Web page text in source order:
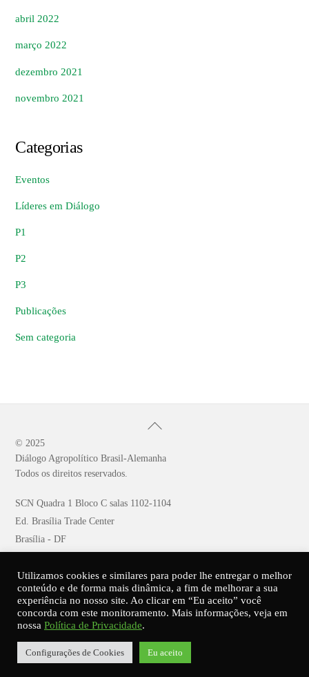
abril 2022
março 2022
dezembro 2021
novembro 2021
Categorias
Eventos
Líderes em Diálogo
P1
P2
P3
Publicações
Sem categoria
Back
Top
© 2025
Diálogo Agropolítico Brasil-Alemanha
Todos os direitos reservados.
SCN Quadra 1 Bloco C salas 1102-1104
Ed. Brasília Trade Center
Brasília - DF
Tel.: +55 61 9 9964-3731
contato@apd-brasil.de
Política de Privacidade
Utilizamos cookies e similares para poder lhe entregar o melhor
conteúdo e de forma mais dinâmica, a fim de melhorar a sua
experiência no nosso site. Ao clicar em “Eu aceito” você
concorda com este monitoramento. Mais informações, veja em
nossa Política de Privacidade.
Configurações de Cookies Eu aceito